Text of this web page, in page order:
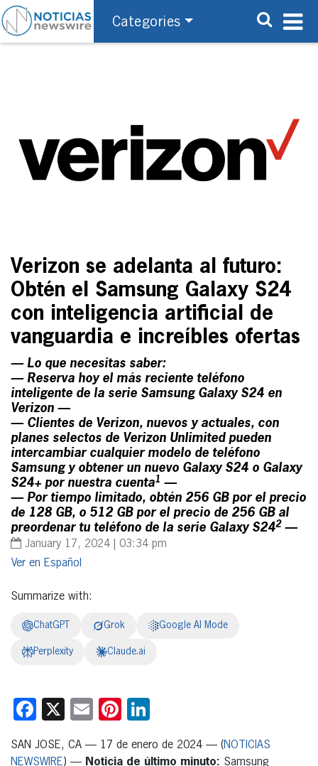
Categories
Verizon se adelanta al futuro:
Obtén el Samsung Galaxy S24
con inteligencia artificial de
vanguardia e increíbles ofertas
— Lo que necesitas saber:
— Reserva hoy el más reciente teléfono
inteligente de la serie Samsung Galaxy S24 en
Verizon —
— Clientes de Verizon, nuevos y actuales, con
planes selectos de Verizon Unlimited pueden
intercambiar cualquier modelo de teléfono
Samsung y obtener un nuevo Galaxy S24 o Galaxy
S24+ por nuestra cuenta1 —
— Por tiempo limitado, obtén 256 GB por el precio
de 128 GB, o 512 GB por el precio de 256 GB al
preordenar tu teléfono de la serie Galaxy S242 —
January 17, 2024 | 03:34 pm
Español
Summarize with:
ChatGPT Grok Google AI Mode
Perplexity Claude.ai
Facebook
X EmailPinterest
SAN JOSE, CA — 17 de enero de 2024 — (NOTICIAS
NEWSWIRE) — Noticia de último minuto: Samsung